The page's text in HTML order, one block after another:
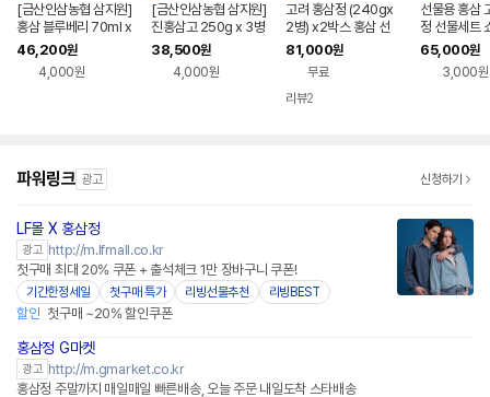
[금산인삼농협 삼지원]
홍삼 블루베리 70ml x
30포
46,200원
4,000원
[금산인삼농협 삼지원]
진홍삼고 250g x 3병
38,500원
4,000원
고려 홍삼정 (240gx
2병) x2박스 홍삼 선
물세트+쇼핑백
81,000원
무료
리뷰2
선물용 홍삼
정 선물세트
함 x1박스(4
65,000원
3,000원
파워링크 광고 신청하기
LF몰 X 홍삼정
광고 http://m.lfmall.co.kr
첫구매 최대 20% 쿠폰 + 출석체크 1만 장바구니 쿠폰!
기간한정세일 첫구매 특가 리빙선물추천 리빙BEST
할인 첫구매 ~20% 할인쿠폰
홍삼정 G마켓
광고 http://m.gmarket.co.kr
홍삼정 주말까지 매일매일 빠른배송, 오늘 주문 내일도착 스타배송